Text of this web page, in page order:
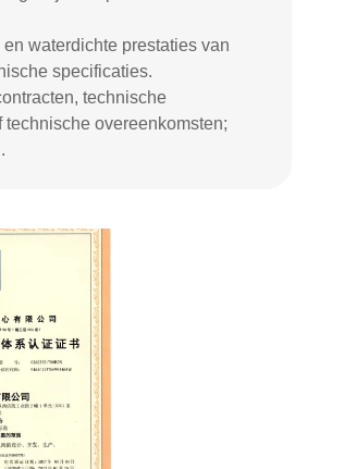
waterdichte prestaties van
specificaties.
technische
overeenkomsten;